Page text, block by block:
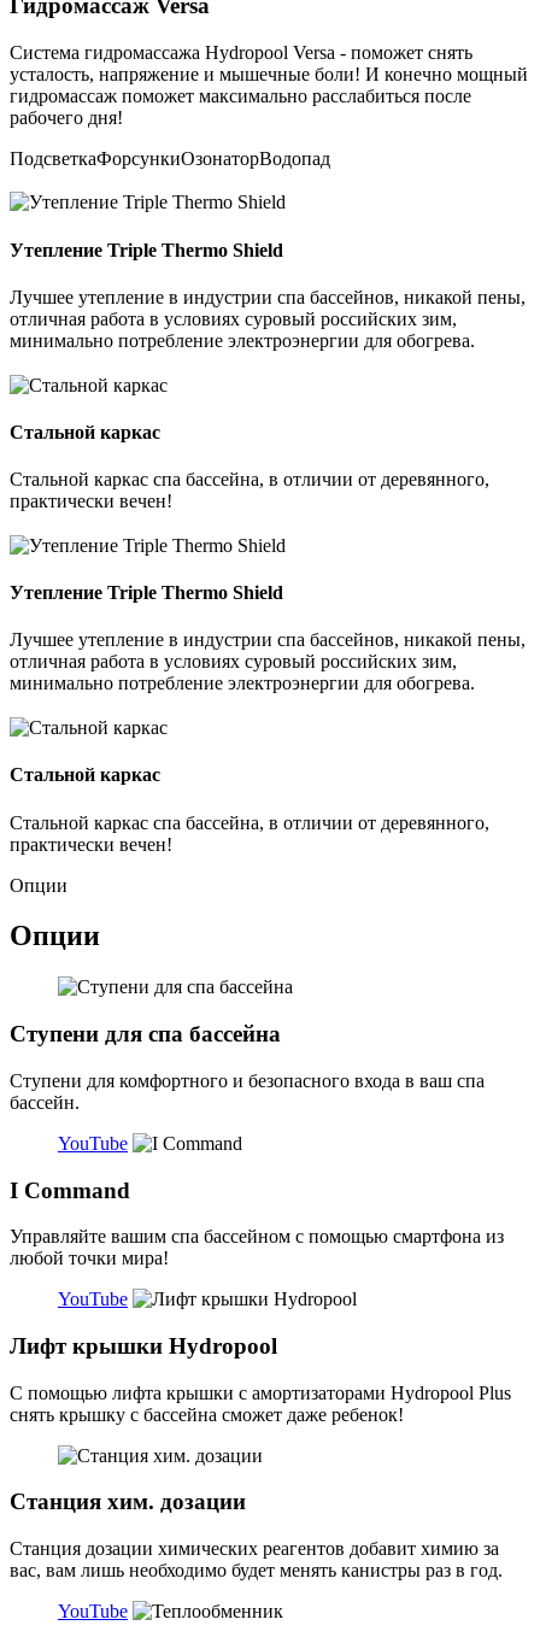
Гидромассаж Versa
Система гидромассажа Hydropool Versa - поможет снять
усталость, напряжение и мышечные боли! И конечно мощный
гидромассаж поможет максимально расслабиться после
рабочего дня!
ПодсветкаФорсункиОзонаторВодопад
Утепление Triple Thermo Shield
Лучшее утепление в индустрии спа бассейнов, никакой пены,
отличная работа в условиях суровый российских зим,
минимально потребление электроэнергии для обогрева.
Стальной каркас
Стальной каркас спа бассейна, в отличии от деревянного,
практически вечен!
Утепление Triple Thermo Shield
Лучшее утепление в индустрии спа бассейнов, никакой пены,
отличная работа в условиях суровый российских зим,
минимально потребление электроэнергии для обогрева.
Стальной каркас
Стальной каркас спа бассейна, в отличии от деревянного,
практически вечен!
Опции
Опции
Ступени для спа бассейна
Ступени для комфортного и безопасного входа в ваш спа
бассейн.
YouTube
I Command
Управляйте вашим спа бассейном с помощью смартфона из
любой точки мира!
YouTube
Лифт крышки Hydropool
С помощью лифта крышки c амортизаторами Hydropool Plus
снять крышку с бассейна сможет даже ребенок!
Станция хим. дозации
Станция дозации химических реагентов добавит химию за
вас, вам лишь необходимо будет менять канистры раз в год.
YouTube